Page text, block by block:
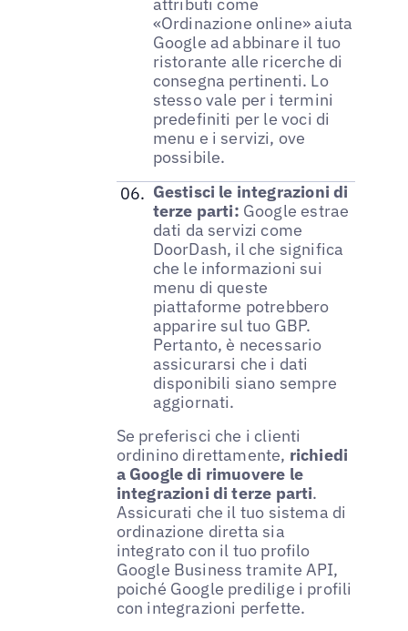
«Ordinazione online» aiuta
Google ad abbinare il tuo
ristorante alle ricerche di
consegna pertinenti. Lo
stesso vale per i termini
predefiniti per le voci di
menu e i servizi, ove
possibile.
Gestisci le integrazioni di
terze parti: Google estrae
dati da servizi come
DoorDash, il che significa
che le informazioni sui
menu di queste
piattaforme potrebbero
apparire sul tuo GBP.
Pertanto, è necessario
assicurarsi che i dati
disponibili siano sempre
aggiornati.
Se preferisci che i clienti
ordinino direttamente, richiedi
a Google di rimuovere le
integrazioni di terze parti.
Assicurati che il tuo sistema di
ordinazione diretta sia
integrato con il tuo profilo
Google Business tramite API,
poiché Google predilige i profili
con integrazioni perfette.